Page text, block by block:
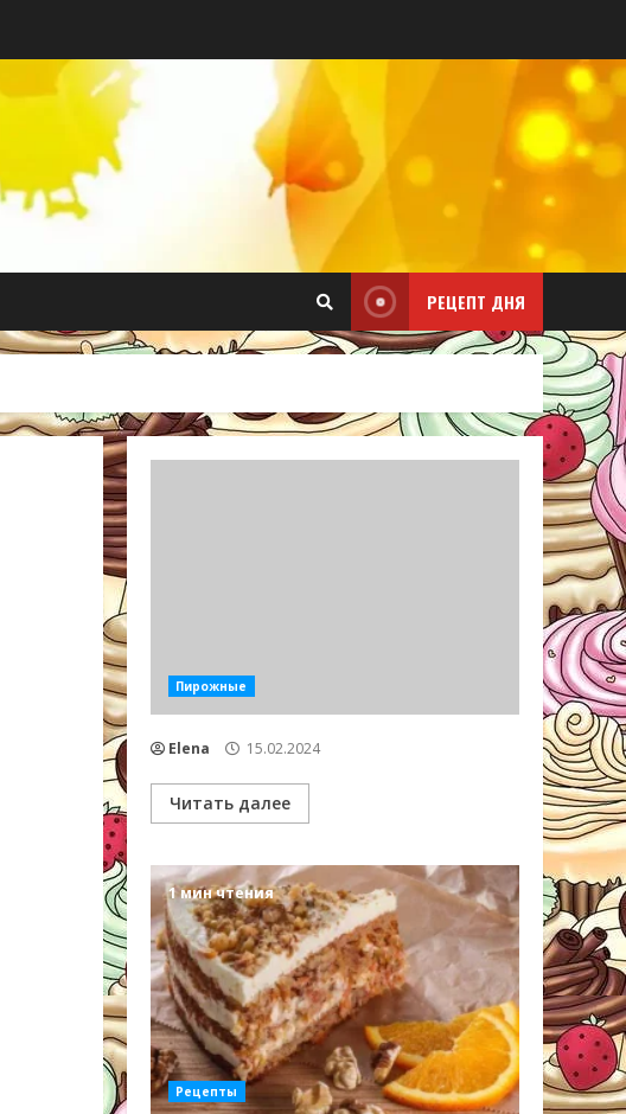
РЕЦЕПТ ДНЯ
Пирожные
Elena 15.02.2024
Читать далее
1 мин чтения
Рецепты